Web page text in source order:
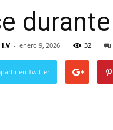
- enero 9, 2026 32
en Twitter